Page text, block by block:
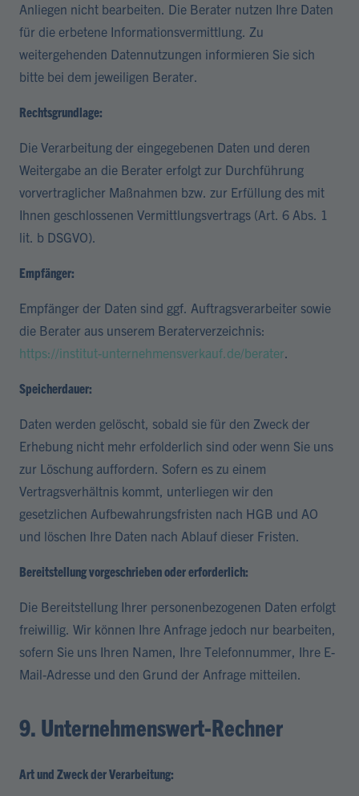
Anliegen nicht bearbeiten. Die Berater nutzen Ihre Daten
für die erbetene Informationsvermittlung. Zu
weitergehenden Datennutzungen informieren Sie sich
bitte bei dem jeweiligen Berater.
Rechtsgrundlage:
Die Verarbeitung der eingegebenen Daten und deren
Weitergabe an die Berater erfolgt zur Durchführung
vorvertraglicher Maßnahmen bzw. zur Erfüllung des mit
Ihnen geschlossenen Vermittlungsvertrags (Art. 6 Abs. 1
lit. b DSGVO).
Empfänger:
Empfänger der Daten sind ggf. Auftragsverarbeiter sowie
die Berater aus unserem Beraterverzeichnis:
https://institut-unternehmensverkauf.de/berater.
Speicherdauer:
Daten werden gelöscht, sobald sie für den Zweck der
Erhebung nicht mehr erfolderlich sind oder wenn Sie uns
zur Löschung auffordern. Sofern es zu einem
Vertragsverhältnis kommt, unterliegen wir den
gesetzlichen Aufbewahrungsfristen nach HGB und AO
und löschen Ihre Daten nach Ablauf dieser Fristen.
Bereitstellung vorgeschrieben oder erforderlich:
Die Bereitstellung Ihrer personenbezogenen Daten erfolgt
freiwillig. Wir können Ihre Anfrage jedoch nur bearbeiten,
sofern Sie uns Ihren Namen, Ihre Telefonnummer, Ihre E-
Mail-Adresse und den Grund der Anfrage mitteilen.
9. Unternehmenswert-Rechner
Art und Zweck der Verarbeitung: